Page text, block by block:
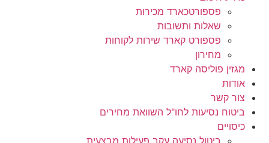
פספורטכארד מכירות
שאלות ותשובות
פספורט קארד שירות לקוחות
מחירון
מגזין פוליסה קארד
אודות
צור קשר
ביטוח נסיעות לחו"ל השוואת מחירים
כיסויים
ביטול נסיעה עקב פעילות מבצעית